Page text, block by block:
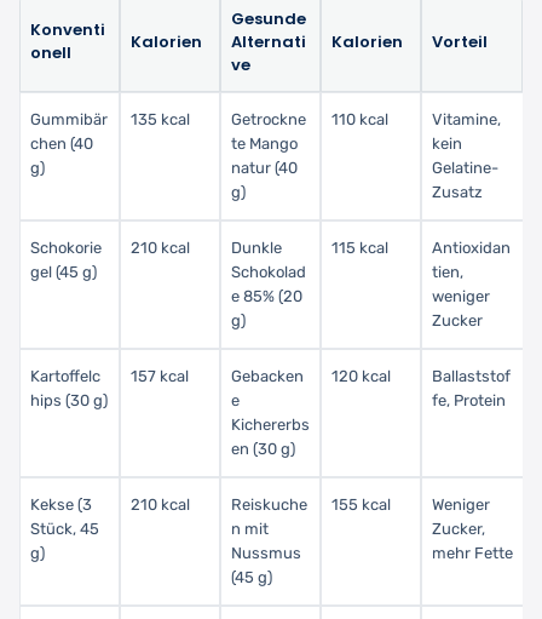
Konventi
onell
Kalorien
Gesunde
Alternati
ve
Kalorien Vorteil
Gummibär
chen (40
g)
135 kcal
Getrockne
te Mango
natur (40
g)
110 kcal
Vitamine,
kein
Gelatine-
Zusatz
Schokorie
gel (45 g)
210 kcal
Dunkle
Schokolad
e 85% (20
g)
115 kcal
Antioxidan
tien,
weniger
Zucker
Kartoffelc
hips (30 g)
157 kcal
Gebacken
e
Kichererbs
en (30 g)
120 kcal
Ballaststof
fe, Protein
Kekse (3
Stück, 45
g)
210 kcal
Reiskuche
n mit
Nussmus
(45 g)
155 kcal
Weniger
Zucker,
mehr Fette